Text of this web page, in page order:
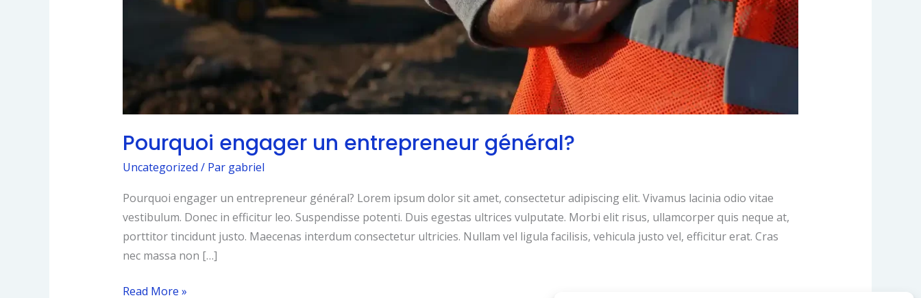
Pourquoi engager un entrepreneur général?
Uncategorized / Par gabriel
Pourquoi engager un entrepreneur général? Lorem ipsum dolor sit amet, consectetur adipiscing elit. Vivamus lacinia odio vitae
vestibulum. Donec in efficitur leo. Suspendisse potenti. Duis egestas ultrices vulputate. Morbi elit risus, ullamcorper quis neque at,
porttitor tincidunt justo. Maecenas interdum consectetur ultricies. Nullam vel ligula facilisis, vehicula justo vel, efficitur erat. Cras
nec massa non […]
Pourquoi
Read More »